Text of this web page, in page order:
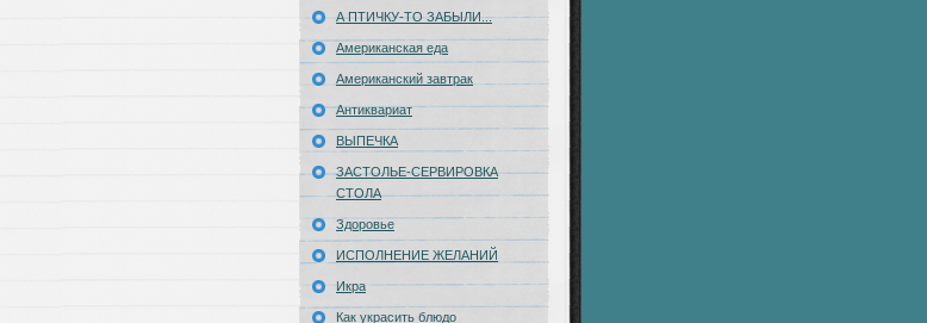
А ПТИЧКУ-ТО ЗАБЫЛИ...
Американская еда
Американский завтрак
Антиквариат
ВЫПЕЧКА
ЗАСТОЛЬЕ-CЕРВИРОВКА
СТОЛА
Здоровье
ИСПОЛНЕНИЕ ЖЕЛАНИЙ
Икра
Как украсить блюдо